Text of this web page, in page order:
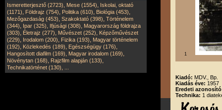
Ismeretterjesztő (2723), Mese (1554), Iskolai, oktató
(1171), Földrajz (754), Politika (610), Biológia (453),
Mezőgazdaság (453), Szakoktató (398), Történelem
(344), Ipar (325), Ifjúsági (308), Magyarország földrajza
(303), Életrajz (277), Művészet (252), Képzőművészet
(229), Irodalom (200), Fizika (193), Magyar történelem
(192), Közlekedés (189), Egészségügy (176),
Hangosított diafilm (169), Magyar irodalom (169),
Növénytan (168), Rajzfilm alapján (133),
Technikatörténet (130),
1
Kiadó: MDV., Bp.
Kiadás éve: 1957
Eredeti
Technika: 1